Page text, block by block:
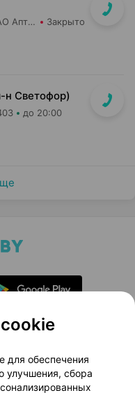
Добрыя леки Аптека групп Север ЗАО Аптека №31 Закрыто
н Светофор)
до 20:00
проекта
маркетинг
Доставка
для обеспечения
улучшения, сбора